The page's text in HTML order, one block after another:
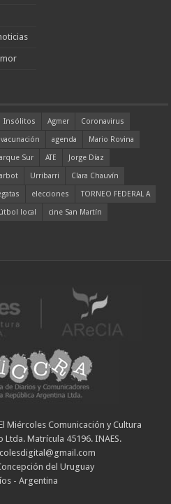
Insólitos Agmer
Coronavirus
vacunación agenda
Mario Rovina
Sur ATE
Jorge Díaz
Urribarri
Clara Chauvín
elecciones
TORNEO FEDERAL A
local cine San Martín
Miércoles Comunicación y Cultura
Matrícula 45196. INAES.
del Uruguay
- Argentina